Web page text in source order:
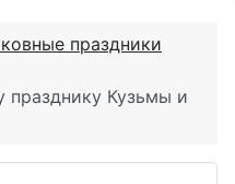
праздники
празднику Кузьмы и